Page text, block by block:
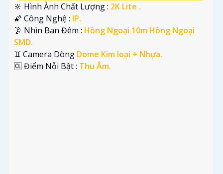
🔆 Hình Ành Chất Lượng : 2K Lite .
🌠 Công Nghệ : IP.
🌛 Nhìn Ban Đêm : Hồng Ngoại 10m Hồng Ngoại
SMD.
♊ Camera Dòng Dome Kim loại + Nhựa.
️🆑 Điểm Nỗi Bật : Thu Âm.